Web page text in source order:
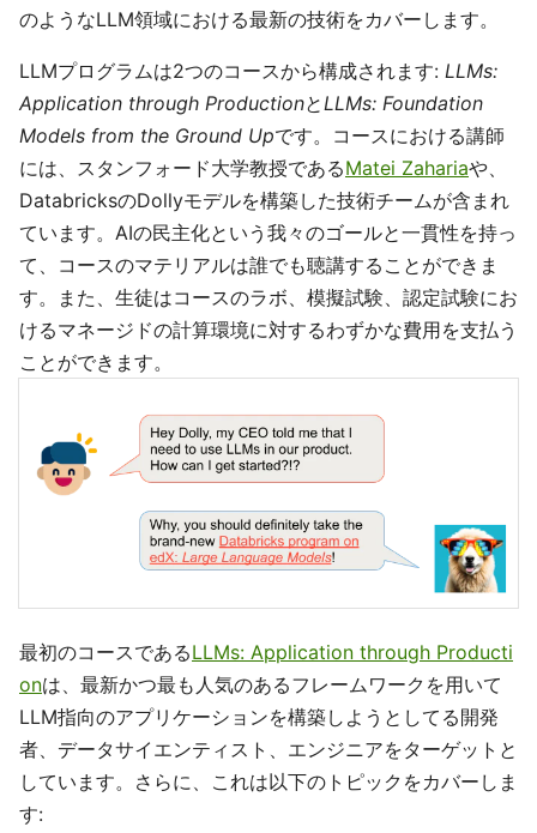
のようなLLM領域における最新の技術をカバーします。
LLMプログラムは2つのコースから構成されます: LLMs:
Application through ProductionとLLMs: Foundation
Models from the Ground Upです。コースにおける講師
には、スタンフォード大学教授であるMatei Zahariaや、
DatabricksのDollyモデルを構築した技術チームが含まれ
ています。AIの民主化という我々のゴールと一貫性を持っ
て、コースのマテリアルは誰でも聴講することができま
す。また、生徒はコースのラボ、模擬試験、認定試験にお
けるマネージドの計算環境に対するわずかな費用を支払う
ことができます。
最初のコースであるLLMs: Application through Producti
onは、最新かつ最も人気のあるフレームワークを用いて
LLM指向のアプリケーションを構築しようとしてる開発
者、データサイエンティスト、エンジニアをターゲットと
しています。さらに、これは以下のトピックをカバーしま
す: